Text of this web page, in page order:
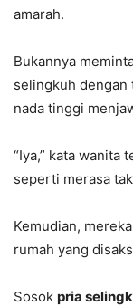
amarah.
Bukannya
selingkuh dengan
nada tinggi
“Iya,” kata wanita
seperti merasa
Kemudian,
rumah yang
Sosok pria